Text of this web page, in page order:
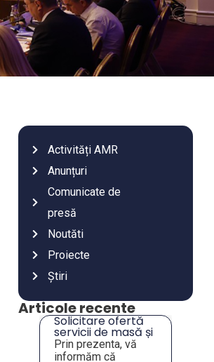
Activități AMR
Anunțuri
Comunicate de
presă
Noutăti
Proiecte
Știri
Articole recente
Solicitare ofertă
servicii de masă și
închiriere sală –
Tulcea
Prin prezenta, vă
informăm că